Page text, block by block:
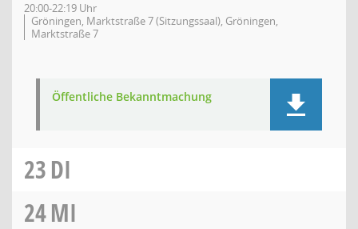
20:00-22:19 Uhr
Gröningen, Marktstraße 7 (Sitzungssaal), Gröningen,
Marktstraße 7
Öffentliche Bekanntmachung
23DI
24MI